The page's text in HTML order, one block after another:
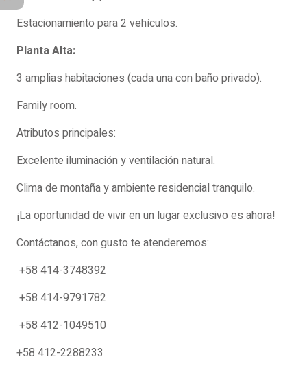
Estacionamiento para 2 vehículos.
Planta Alta:
3 amplias habitaciones (cada una con baño privado).
Family room.
Atributos principales:
Excelente iluminación y ventilación natural.
Clima de montaña y ambiente residencial tranquilo.
¡La oportunidad de vivir en un lugar exclusivo es ahora!
Contáctanos, con gusto te atenderemos:
+58 414-3748392
+58 414-9791782
+58 412-1049510
+58 412-2288233